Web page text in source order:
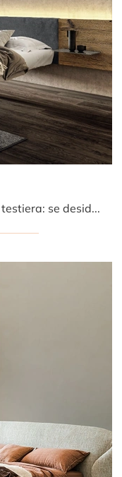
Clicca e scopri di più sui Letti con testiera: se desideri modelli matrimoniali design, il modello Fluttua 1617 Lago fa al caso tuo.